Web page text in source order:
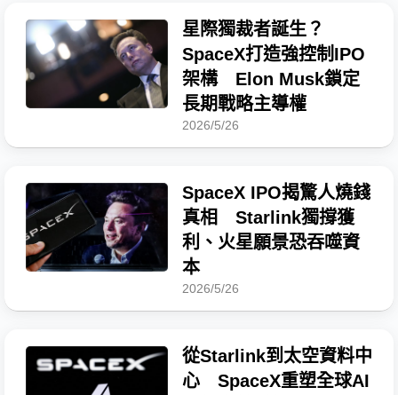
星際獨裁者誕生？
SpaceX打造強控制IPO
架構 Elon Musk鎖定
長期戰略主導權
2026/5/26
SpaceX IPO揭驚人燒錢
真相 Starlink獨撐獲
利、火星願景恐吞噬資
本
2026/5/26
從Starlink到太空資料中
心 SpaceX重塑全球AI